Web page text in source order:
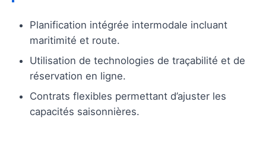
Planification intégrée intermodale incluant
maritimité et route.
Utilisation de technologies de traçabilité et de
réservation en ligne.
Contrats flexibles permettant d’ajuster les
capacités saisonnières.